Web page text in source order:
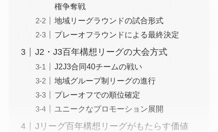
権争奪戦
地域リーグラウンドの試合形式
プレーオフラウンドによる最終決定
J2・J3百年構想リーグの大会方式
J2J3合同40チームの戦い
地域グループ制リーグの進行
プレーオフでの順位確定
ユニークなプロモーション展開
Jリーグ百年構想リーグがもたらす価値